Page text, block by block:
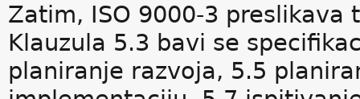
Zatim, ISO 9000-3
Klauzula 5.3 bavi se
planiranje razvoja, 5.5